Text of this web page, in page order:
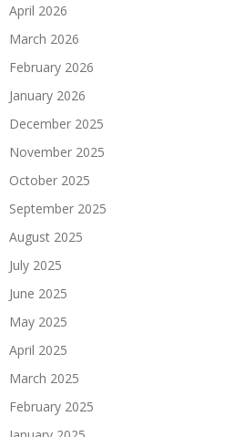
April 2026
March 2026
February 2026
January 2026
December 2025
November 2025
October 2025
September 2025
August 2025
July 2025
June 2025
May 2025
April 2025
March 2025
February 2025